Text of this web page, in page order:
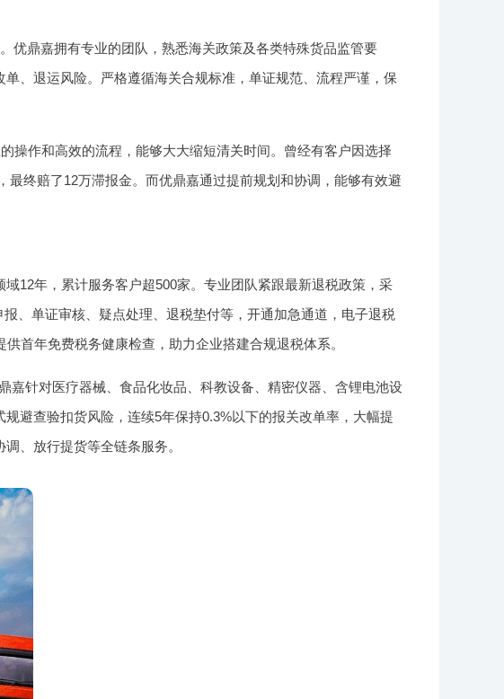
优鼎嘉拥有专业的团队，熟悉海关政策及各类特殊货品监管要
、退运风险。严格遵循海关合规标准，单证规范、流程严谨，保
操作和高效的流程，能够大大缩短清关时间。曾经有客户因选择
终赔了12万滞报金。而优鼎嘉通过提前规划和协调，能够有效避
域12年，累计服务客户超500家。专业团队紧跟最新退税政策，采
、单证审核、疑点处理、退税垫付等，开通加急通道，电子退税
首年免费税务健康检查，助力企业搭建合规退税体系。
嘉针对医疗器械、食品化妆品、科教设备、精密仪器、含锂电池设
避查验扣货风险，连续5年保持0.3%以下的报关改单率，大幅提
、放行提货等全链条服务。